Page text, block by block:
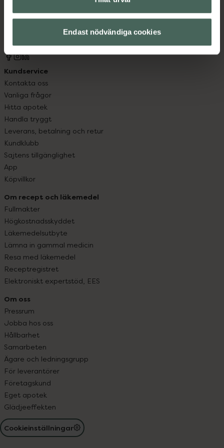
Endast nödvändiga cookies
datorn. Oavsett vem du är så är det vårt uppdrag att
hjälpa just dig att må lite bättre. Välkommen att prata
med oss.
Kundservice
Kontakta oss
Vanliga frågor
Hitta apotek
Handla tryggt
Leverans, betalning och retur
Kundklubb
Sajtens tillgänglighet
App
Köpvillkor
Om recept och läkemedel
Fullmakter
Högkostnadsskyddet
Läkemedelsutbyte
Lämna in gammal medicin
Resa med läkemedel
Receptregistret
Elektroniskt expertstöd, EES
Om oss
Pressrum
Jobba hos oss
Hållbarhet
Samarbeten
Ägare och ledningsgrupp
För leverantörer
Företagskund
Eget apotek
Glädjeeffekten
Cookieinställningar